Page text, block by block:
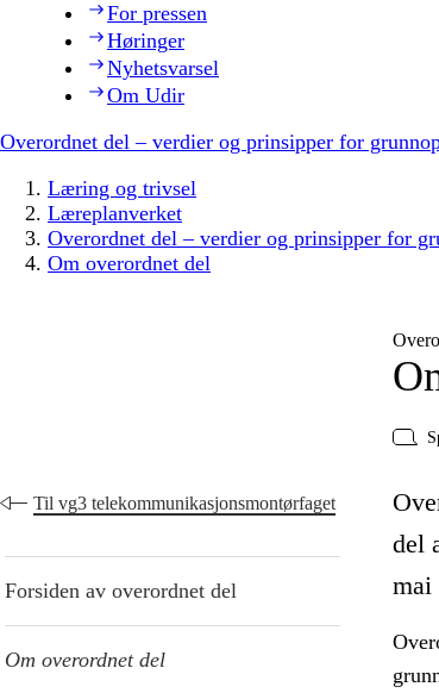
For pressen
Høringer
Nyhetsvarsel
Om Udir
Overordnet del – verdier og prinsipper for
Læring og trivsel
Læreplanverket
Overordnet del – verdier og prinsipper for
Om overordnet del
Til vg3 telekommunikasjonsmontørfaget
Forsiden av overordnet del
Om overordnet del
del
mai